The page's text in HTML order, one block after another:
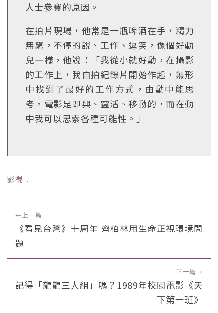
人士參賽的原因。
在拍片現場，他常是一瓶啤酒在手，精力
無窮，不停的說、工作、逗笑，像個好動
兒一樣，他說：「我從小就好動，在攝影
的工作上，我自拍紀錄片開始作起，無形
中找到了最好的工作方式，由動中能思
考，電影是即興、靈活、移動的，而在動
中我可以思索各種可能性。」
影視 ﹒
←上一篇
《看見台灣》十周年 齊柏林用生命正視環境問
題
下一篇→
記得「龍龍三人組」嗎？1989年校園電影《天
下第一班》